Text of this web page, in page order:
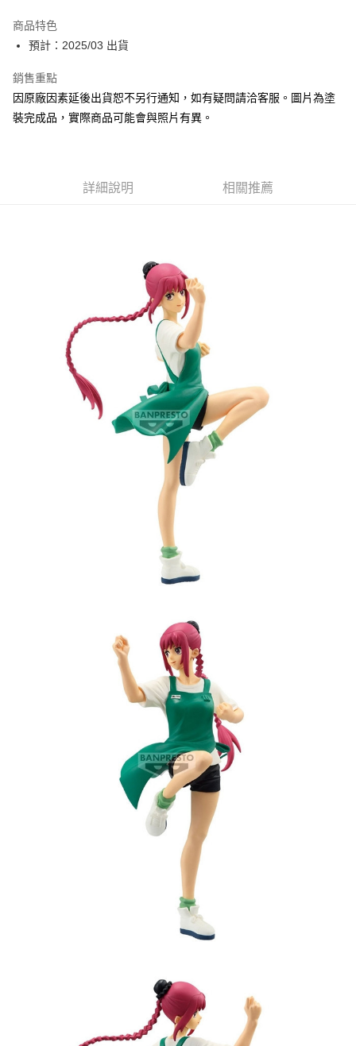
Google Pay
全盈+PAY
大哥付你分期
相關說明
流程，驗證手機門號後，選擇欲分期的期數、繳款截止日，確認付款後即完
1.分期款項不併入電信帳單，「大哥付你分期」於每月結算日後寄送繳費提
2.透過簡訊連結打開帳單後，可選擇「超商條碼／台灣大直營門市／銀行轉
帳／街口支付／iPASS MONEY」等通路繳費。
【注意事項】
1.本服務係由「台灣大哥大股份有限公司」（以下簡稱本公司）所提供，讓
用戶於交易時，得透過本服務購買商品或服務，並由商店將買賣／分期付款
買賣價金債權讓與本公司後，依約使用本公司帳單繳交帳款。
2.基於同意付款使用「大哥付你分期」之契約關係目的，商店將以您的個人
資料（包含姓名、電話或地址）提供予台灣大哥大進項蒐集、處理及利用，
由本公司與您本人進行分期帳單所需資料之確認、核對及更正。
3.完整用戶服務條款，請詳閱以下連結： https://oppay.tw/userRule
每筆NT$90，滿NT$3,000(含以上)免運費
預購-7-11取貨付款(舊)
每筆NT$90，滿NT$3,000(含以上)免運費
預購-付款後7-11取貨(舊)
每筆NT$90，滿NT$3,000(含以上)免運費
每筆NT$120，滿NT$3,000(含以上)免運費
每筆NT$160，滿NT$3,000(含以上)免運費
東海門市自取，需自備購物袋取貨唷。
商品特色
預計：2025/03 出貨
銷售重點
因原廠因素延後出貨恕不另行通知，如有疑問請洽客服。圖片為塗
裝完成品，實際商品可能會與照片有異。
詳細說明 相關推薦